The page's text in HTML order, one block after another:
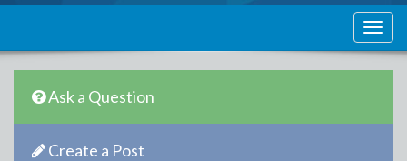
Ask a Question
Create a Post